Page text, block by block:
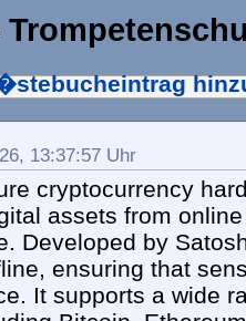
13:37:57 Uhr
cryptocurrency
assets from
Developed by
ensuring that
It supports a wide